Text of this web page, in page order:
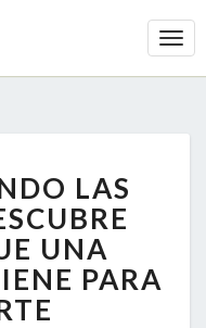
LAS
UNA
PARA